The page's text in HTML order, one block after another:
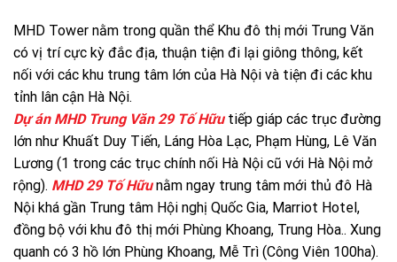
MHD Tower nằm trong quần thể Khu đô thị mới Trung Văn
có vị trí cực kỳ đắc địa, thuận tiện đi lại giông thông, kết
nối với các khu trung tâm lớn của Hà Nội và tiện đi các khu
tỉnh lân cận Hà Nội.
Dự án MHD Trung Văn 29 Tố Hữu tiếp giáp các trục đường
lớn như Khuất Duy Tiến, Láng Hòa Lạc, Phạm Hùng, Lê Văn
Lương (1 trong các trục chính nối Hà Nội cũ với Hà Nội mở
rộng). MHD 29 Tố Hữu nằm ngay trung tâm mới thủ đô Hà
Nội khá gần Trung tâm Hội nghị Quốc Gia, Marriot Hotel,
đồng bộ với khu đô thị mới Phùng Khoang, Trung Hòa.. Xung
quanh có 3 hồ lớn Phùng Khoang, Mễ Trì (Công Viên 100ha).